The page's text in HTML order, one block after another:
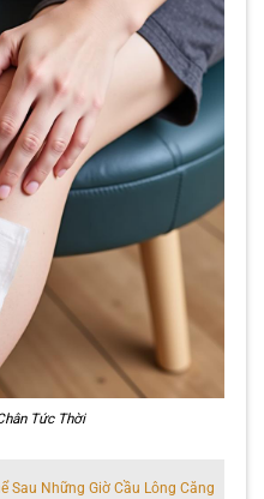
Tức Thời
Sau Những Giờ Cầu Lông Căng